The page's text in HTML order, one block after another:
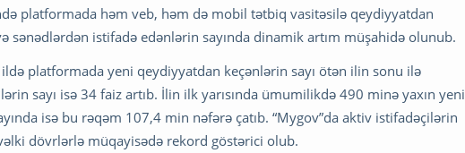
platformada həm veb, həm də mobil tətbiq vasitəsilə qeydiyyatdan
sənədlərdən istifadə edənlərin sayında dinamik artım müşahidə olunub.
platformada yeni qeydiyyatdan keçənlərin sayı ötən ilin sonu ilə
sayı isə 34 faiz artıb. İlin ilk yarısında ümumilikdə 490 minə yaxın yeni
isə bu rəqəm 107,4 min nəfərə çatıb. “Mygov”da aktiv istifadəçilərin
dövrlərlə müqayisədə rekord göstərici olub.